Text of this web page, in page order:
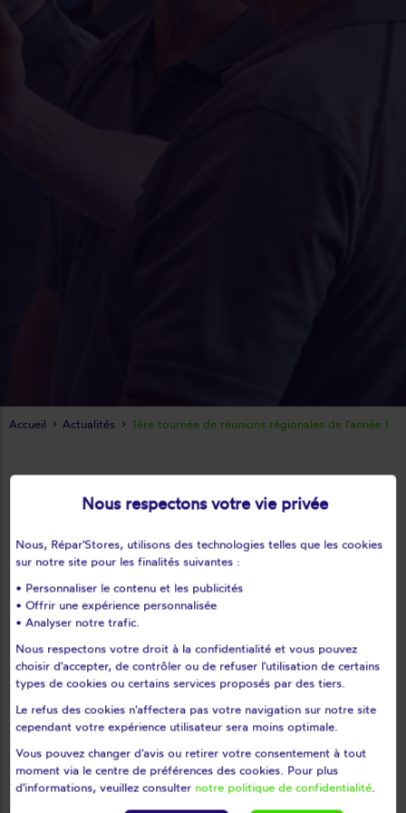
1ère tournée de réunions
régionales de l'année !
Répar'stores a réuni240 partenaires
franchisés
Lyon, Marseille et Toulouse.
L'occasion de faire le bilan de l'année 2023 où
Répar'stores affiche une belle croissance de
12%par rapport à 2022 pour atteindre les 90
millions d'euros. Son activité de niche est
Accueil Actualités 1ère tournée de réunions régionales de l'année !
Nous respectons votre vie privée
Nous, Répar'Stores, utilisons des technologies telles que les cookies
sur notre site pour les finalités suivantes :
• Personnaliser le contenu et les publicités
• Offrir une expérience personnalisée
• Analyser notre trafic.
Nous respectons votre droit à la confidentialité et vous pouvez
choisir d'accepter, de contrôler ou de refuser l'utilisation de certains
types de cookies ou certains services proposés par des tiers.
Le refus des cookies n'affectera pas votre navigation sur notre site
cependant votre expérience utilisateur sera moins optimale.
Vous pouvez changer d'avis ou retirer votre consentement à tout
moment via le centre de préférences des cookies. Pour plus
d'informations, veuillez consulter notre politique de confidentialité.